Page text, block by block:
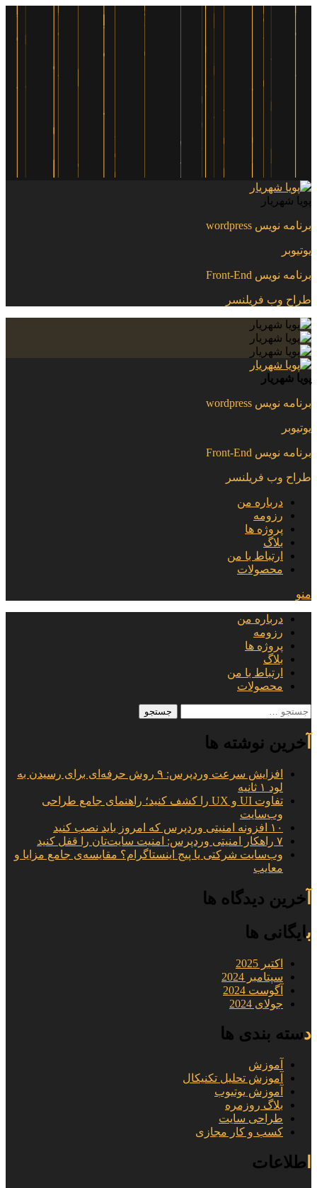
پویا شهریار
برنامه نویس wordpress
یوتیوبر
برنامه نویس Front-End
طراح وب فریلنسر
پویا شهریار
برنامه نویس wordpress
یوتیوبر
برنامه نویس Front-End
طراح وب فریلنسر
درباره من
رزومه
پروژه ها
بلاگ
ارتباط با من
محصولات
منو
درباره من
رزومه
پروژه ها
بلاگ
ارتباط با من
محصولات
جستجو
آخرین نوشته ها
افزایش سرعت وردپرس: ۹ روش حرفه‌ای برای رسیدن به
لود ۱ ثانیه
تفاوت UI و UX را کشف کنید؛ راهنمای جامع طراحی
وب‌سایت
۱۰ افزونه امنیتی وردپرس که امروز باید نصب کنید
۷ راهکار امنیتی وردپرس: امنیت سایت‌تان را قفل کنید
وب‌سایت شرکتی یا پیج اینستاگرام؟ مقایسه‌ی جامع مزایا و
معایب
آخرین دیدگاه ها
بایگانی ها
اکتبر 2025
سپتامبر 2024
آگوست 2024
جولای 2024
دسته بندی ها
آموزش
آموزش تحلیل تکنیکال
آموزش یوتیوب
بلاگ روزمره
طراحی سایت
کسب و کار مجازی
اطلاعات